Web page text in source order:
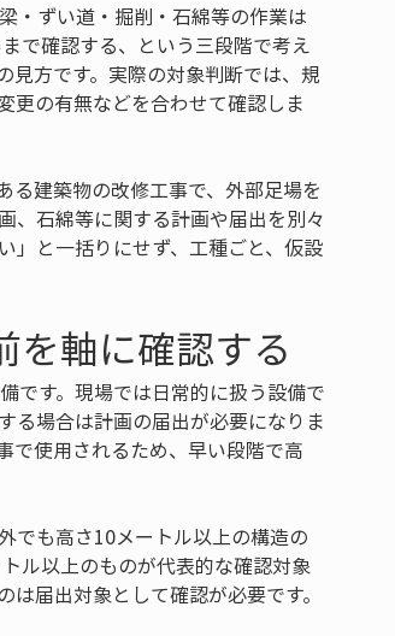
・ずい道・掘削・石綿等の作業は
で確認する、という三段階で考え
見方です。実際の対象判断では、規
更の有無などを合わせて確認しま
る建築物の改修工事で、外部足場を
、石綿等に関する計画や届出を別々
」と一括りにせず、工種ごと、仮設
を軸に確認する
です。現場では日常的に扱う設備で
る場合は計画の届出が必要になりま
で使用されるため、早い段階で高
でも高さ10メートル以上の構造の
ル以上のものが代表的な確認対象
届出対象として確認が必要です。